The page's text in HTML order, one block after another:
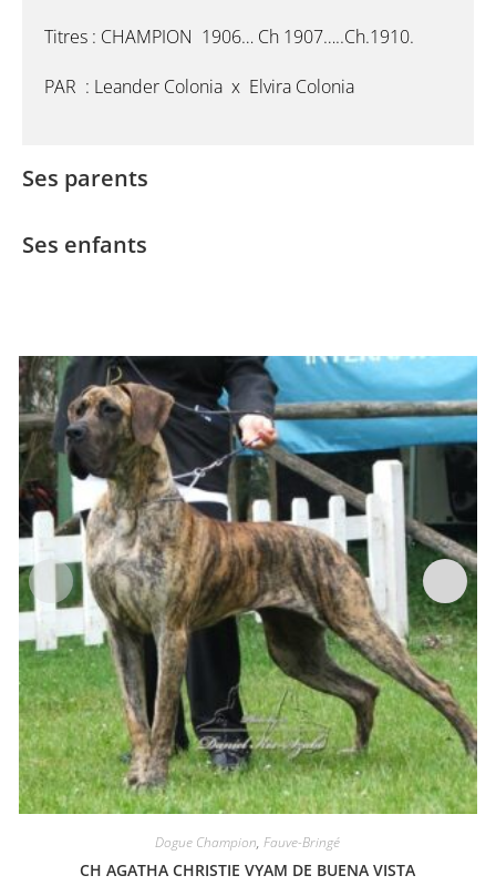
Titres : CHAMPION 1906… Ch 1907…..Ch.1910.
PAR : Leander Colonia x Elvira Colonia
Ses parents
Ses enfants
Dogue Champion,Fauve-Bringé
CH AGATHA CHRISTIE VYAM DE BUENA VISTA